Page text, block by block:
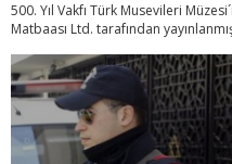
500. Yıl Vakfı Türk Musevileri
Matbaası Ltd. tarafından